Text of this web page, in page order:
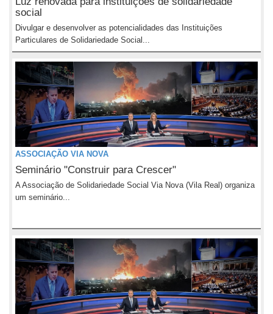
social
Divulgar e desenvolver as potencialidades das Instituições
Particulares de Solidariedade Social...
ASSOCIAÇÃO VIA NOVA
Seminário "Construir para Crescer"
A Associação de Solidariedade Social Via Nova (Vila Real) organiza
um seminário...